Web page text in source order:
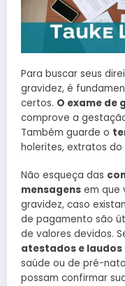
Para buscar seus
gravidez, é
certos. O exame de
comprove a
Também guarde o
holerites, extratos do
Não esqueça das
mensagens em que
gravidez, caso
de pagamento são
de valores devidos.
atestados e laudos
saúde ou de pré-
possam confirmar